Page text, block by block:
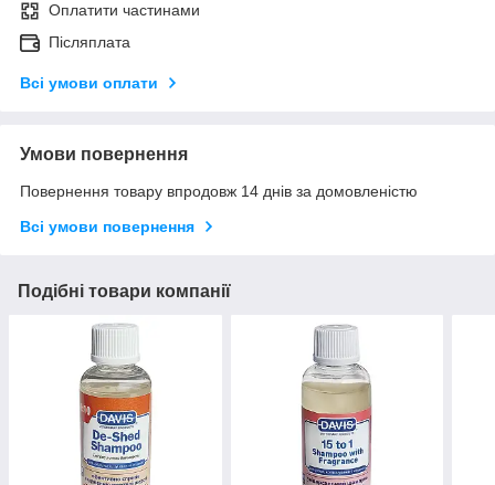
Оплатити частинами
Післяплата
Всі умови оплати
Умови повернення
Повернення товару впродовж 14 днів за домовленістю
Всі умови повернення
Подібні товари компанії